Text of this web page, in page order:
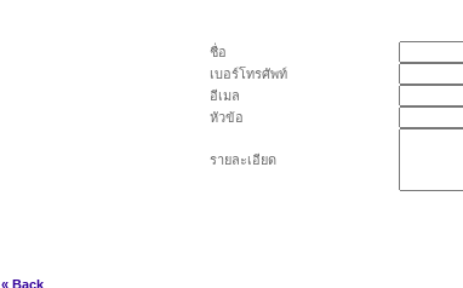
ชื่อ
เบอร์โทรศัพท์
อีเมล
หัวข้อ
รายละเอียด
« Back